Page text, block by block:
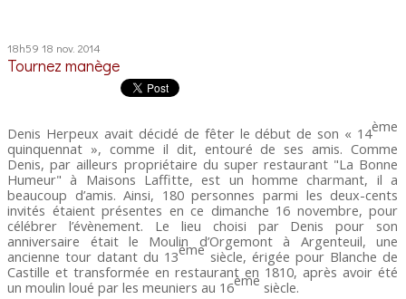
18h59 18 nov. 2014
Tournez manège
Denis Herpeux avait décidé de fêter le début de son « 14ème
quinquennat », comme il dit, entouré de ses amis. Comme
Denis, par ailleurs propriétaire du super restaurant "La Bonne
Humeur" à Maisons Laffitte, est un homme charmant, il a
beaucoup d’amis. Ainsi, 180 personnes parmi les deux-cents
invités étaient présentes en ce dimanche 16 novembre, pour
célébrer l’évènement. Le lieu choisi par Denis pour son
anniversaire était le Moulin d’Orgemont à Argenteuil, une
ancienne tour datant du 13ème siècle, érigée pour Blanche de
Castille et transformée en restaurant en 1810, après avoir été
un moulin loué par les meuniers au 16ème siècle.